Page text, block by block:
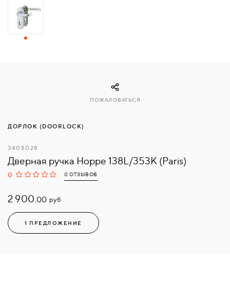
ДОРЛОК (DOORLOCK)
3408028
Дверная ручка Hoppe 138L/353K (Paris)
0 0 ОТЗЫВОВ
2 900.00 руб
1 ПРЕДЛОЖЕНИЕ
ПОЖАЛОВАТЬСЯ